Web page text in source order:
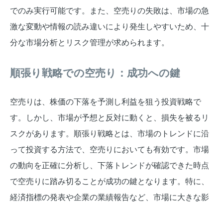
でのみ実行可能です。また、空売りの失敗は、市場の急
激な変動や情報の読み違いにより発生しやすいため、十
分な市場分析とリスク管理が求められます。
順張り戦略での空売り：成功への鍵
空売りは、株価の下落を予測し利益を狙う投資戦略で
す。しかし、市場が予想と反対に動くと、損失を被るリ
スクがあります。順張り戦略とは、市場のトレンドに沿
って投資する方法で、空売りにおいても有効です。市場
の動向を正確に分析し、下落トレンドが確認できた時点
で空売りに踏み切ることが成功の鍵となります。特に、
経済指標の発表や企業の業績報告など、市場に大きな影